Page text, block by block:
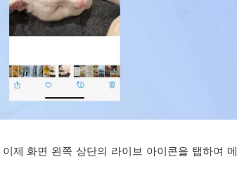
이제 화면 왼쪽 상단의 라이브 아이콘을 탭하여 메